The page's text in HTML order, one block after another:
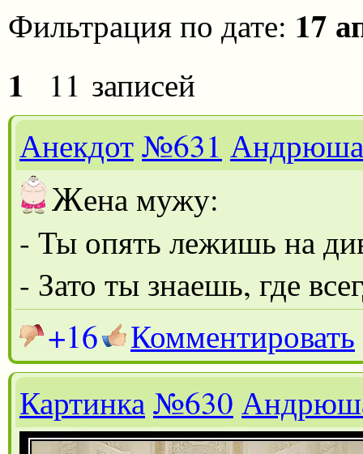
Фильтрация по дате: 17
1
11 записей
Анекдот№631 Андрюша
Жена мужу:
- Ты опять лежишь на
- Зато ты знаешь, где
+16
Комментировать
Картинка№630